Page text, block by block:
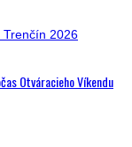
Otváracieho Víkendu